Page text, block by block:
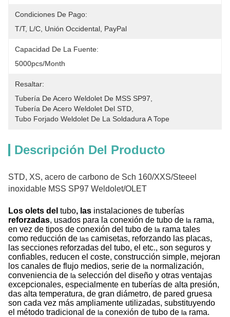
Condiciones De Pago:
T/T, L/C, Unión Occidental, PayPal
Capacidad De La Fuente:
5000pcs/Month
Resaltar:
Tubería De Acero Weldolet De MSS SP97
Tubería De Acero Weldolet Del STD
Tubo Forjado Weldolet De La Soldadura A Tope
Descripción Del Producto
STD, XS, acero de carbono de Sch 160/XXS/Steeel
inoxidable MSS SP97 Weldolet/OLET
Los olets del tubo, las instalaciones de tuberías
reforzadas, usados para la conexión de tubo de la rama,
en vez de tipos de conexión del tubo de la rama tales
como reducción de las camisetas, reforzando las placas,
las secciones reforzadas del tubo, el etc., son seguros y
confiables, reducen el coste, construcción simple, mejoran
los canales de flujo medios, serie de la normalización,
conveniencia de la selección del diseño y otras ventajas
excepcionales, especialmente en tuberías de alta presión,
das alta temperatura, de gran diámetro, de pared gruesa
son cada vez más ampliamente utilizadas, substituyendo
el método tradicional de la conexión de tubo de la rama.